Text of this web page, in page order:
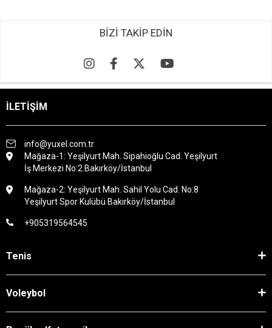
BİZİ TAKİP EDİN
İLETİŞİM
info@yuxel.com.tr
Mağaza-1: Yeşilyurt Mah. Sipahioğlu Cad. Yeşilyurt
İş Merkezi No:2 Bakırköy/İstanbul
Mağaza-2: Yeşilyurt Mah. Sahil Yolu Cad. No:8
Yeşilyurt Spor Kulübü Bakırköy/İstanbul
+905319564545
Tenis
Voleybol